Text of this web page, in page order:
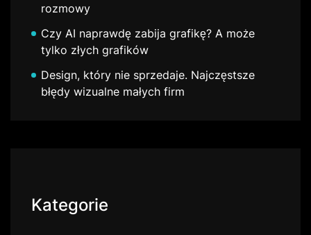
rozmowy
Czy AI naprawdę zabija grafikę? A może
tylko złych grafików
Design, który nie sprzedaje. Najczęstsze
błędy wizualne małych firm
Kategorie